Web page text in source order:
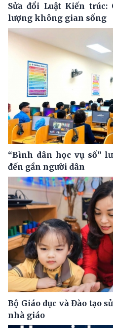
Sửa đổi Luật Kiến trúc:
lượng không gian sống
“Bình dân học vụ số”
đến gần người dân
Bộ Giáo dục và Đào tạo
nhà giáo